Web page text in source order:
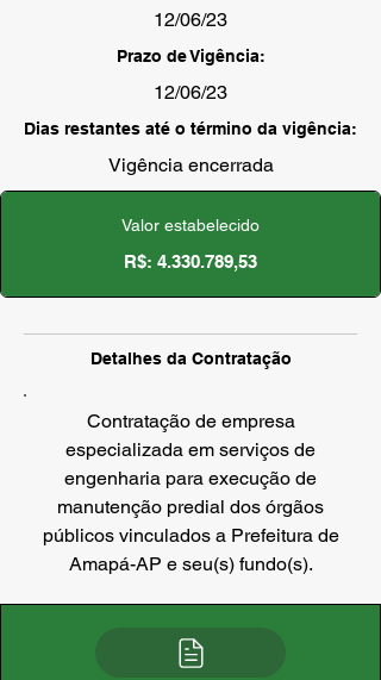
12/06/23
Prazo de Vigência:
12/06/23
Dias restantes até o término da vigência:
Vigência encerrada
Valor estabelecido
R$: 4.330.789,53
Detalhes da Contratação
Contratação de empresa
especializada em serviços de
engenharia para execução de
manutenção predial dos órgãos
públicos vinculados a Prefeitura de
Amapá-AP e seu(s) fundo(s).